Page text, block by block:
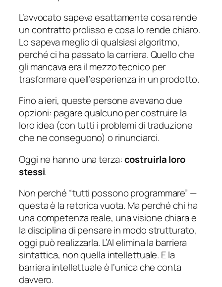
L’avvocato sapeva esattamente cosa rende
un contratto prolisso e cosa lo rende chiaro.
Lo sapeva meglio di qualsiasi algoritmo,
perché ci ha passato la carriera. Quello che
gli mancava era il mezzo tecnico per
trasformare quell’esperienza in un prodotto.
Fino a ieri, queste persone avevano due
opzioni: pagare qualcuno per costruire la
loro idea (con tutti i problemi di traduzione
che ne conseguono) o rinunciarci.
Oggi ne hanno una terza:costruirla loro
stessi.
Non perché “tutti possono programmare” —
questa è la retorica vuota. Ma perché chi ha
una competenza reale, una visione chiara e
la disciplina di pensare in modo strutturato,
oggi può realizzarla. L’AI elimina la barriera
sintattica, non quella intellettuale. E la
barriera intellettuale è l’unica che conta
davvero.